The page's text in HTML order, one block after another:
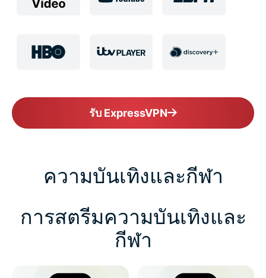
รับ ExpressVPN
ความบันเทิงและกีฬา
การสตรีมความบันเทิงและ
กีฬา